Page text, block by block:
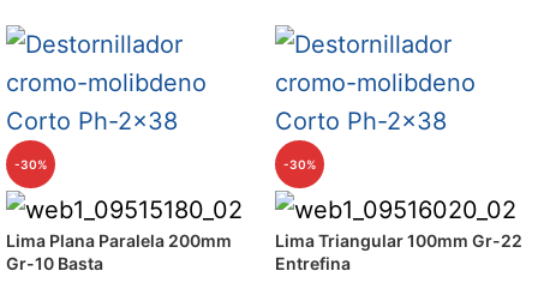
-30%
Lima Plana Paralela 200mm
Gr-10 Basta
-30%
Lima Triangular 100mm Gr-22
Entrefina